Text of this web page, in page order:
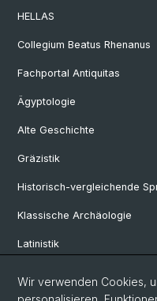
HELLAS
Collegium Beatus Rhenanus
Fachportal Antiquitas
Ägyptologie
Alte Geschichte
Gräzistik
Historisch-vergleichende
Klassische Archäologie
Latinistik
Wir verwenden Cookies,